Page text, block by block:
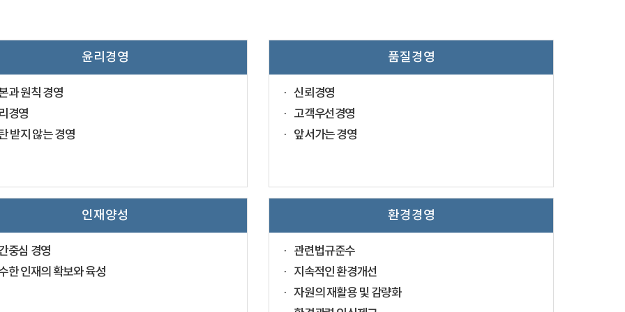
윤리경영
과 원칙 경영
경영
받지 않는 경영
품질경영
신뢰경영
고객우선경영
앞서가는 경영
인재양성
중심 경영
한 인재의 확보와 육성
환경경영
관련법규준수
지속적인 환경개선
자원의 재활용 및 감량화